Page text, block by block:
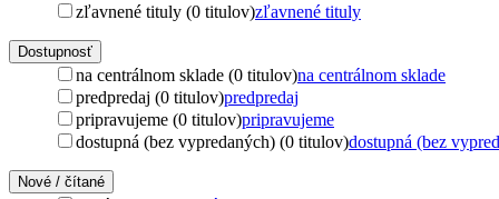
zľavnené tituly (0 titulov)zľavnené tituly
Dostupnosť
na centrálnom sklade (0 titulov)na centrálnom sklade
predpredaj (0 titulov)predpredaj
pripravujeme (0 titulov)pripravujeme
dostupná (bez vypredaných) (0 titulov)dostupná (bez
Nové / čítané